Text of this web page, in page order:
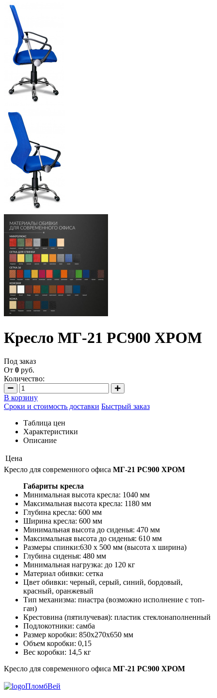
Кресло МГ-21 РС900 ХРОМ
Под заказ
От 0 руб.
Количество:
В корзину
Сроки и стоимость доставки Быстрый заказ
Таблица цен
Характеристики
Описание
Цена
Кресло для современного офиса МГ-21 РС900 ХРОМ
Габариты кресла
Минимальная высота кресла: 1040 мм
Максимальная высота кресла: 1180 мм
Глубина кресла: 600 мм
Ширина кресла: 600 мм
Минимальная высота до сиденья: 470 мм
Максимальная высота до сиденья: 610 мм
Размеры спинки:630 х 500 мм (высота х ширина)
Глубина сиденья: 480 мм
Минимальная нагрузка: до 120 кг
Материал обивки: сетка
Цвет обивки: черный, серый, синий, бордовый,
красный, оранжевый
Тип механизма: пиастра (возможно исполнение с топ-
ган)
Крестовина (пятилучевая): пластик стеклонаполненный
Подлокотники: самба
Размер коробки: 850х270х650 мм
Объем коробки: 0,15
Вес коробки: 14,5 кг
Кресло для современного офиса МГ-21 РС900 ХРОМ
ПломбВей